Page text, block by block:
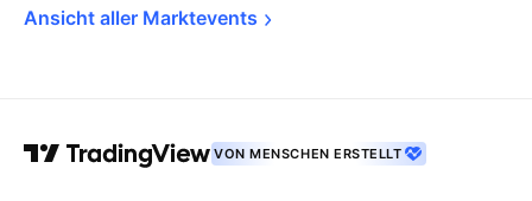
Ansicht aller Marktevents
VON MENSCHEN ERSTELLT